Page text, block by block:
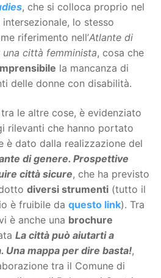
, che si colloca proprio nel
lo stesso
riferimento nell’Atlante di
città femminista, cosa che
la mancanza di
delle donne con disabilità.
tra le altre cose, è evidenziato
rilevanti che hanno portato
è dato dalla realizzazione del
di genere. Prospettive
città sicure, che ha previsto
diversi strumenti (tutto il
è fruibile da questo link). Tra
è anche una brochure
La città può aiutarti a
Una mappa per dire basta!,
tra il Comune di